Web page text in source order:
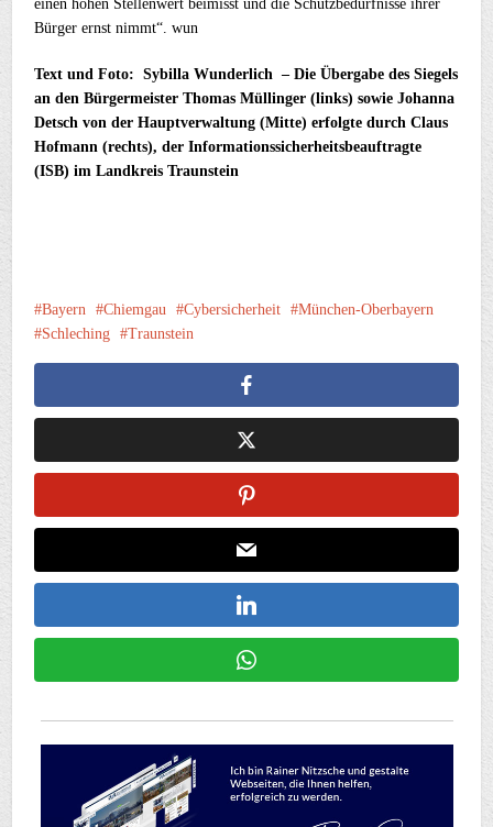
einen hohen Stellenwert beimisst und die Schutzbedürfnisse ihrer
Bürger ernst nimmt“. wun
Text und Foto: Sybilla Wunderlich – Die Übergabe des Siegels
an den Bürgermeister Thomas Müllinger (links) sowie Johanna
Detsch von der Hauptverwaltung (Mitte) erfolgte durch Claus
Hofmann (rechts), der Informationssicherheitsbeauftragte
(ISB) im Landkreis Traunstein
Bayern Chiemgau Cybersicherheit
München-Oberbayern
Schleching
Traunstein